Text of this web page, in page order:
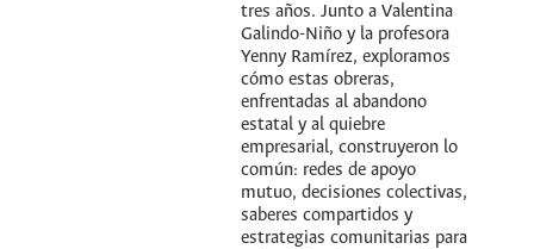
tres años. Junto a Valentina
Galindo-Niño y la profesora
Yenny Ramírez, exploramos
cómo estas obreras,
enfrentadas al abandono
estatal y al quiebre
empresarial, construyeron lo
común: redes de apoyo
mutuo, decisiones colectivas,
saberes compartidos y
estrategias comunitarias para